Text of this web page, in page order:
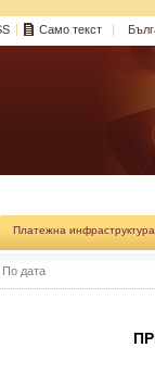
Само текст
Платежна инфраструктура
По дата